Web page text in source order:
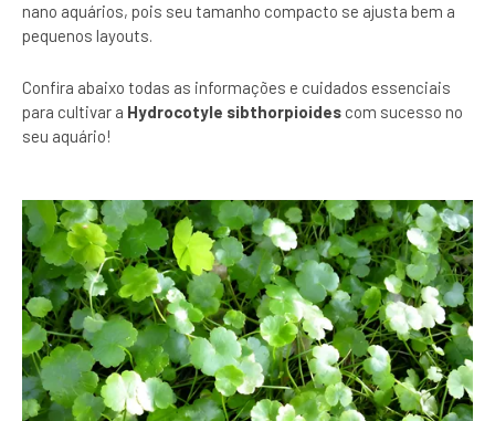
nano aquários, pois seu tamanho compacto se ajusta bem a
pequenos layouts.
Confira abaixo todas as informações e cuidados essenciais
para cultivar a Hydrocotyle sibthorpioides com sucesso no
seu aquário!